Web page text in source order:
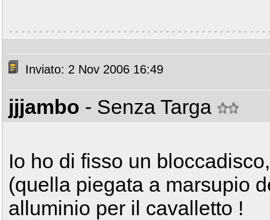
Inviato: 2 Nov 2006 16:49
jjjambo - Senza Targa
Io ho di fisso un
(quella piegata a marsupio
alluminio per il cavalletto !